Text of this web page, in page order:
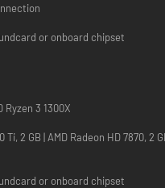
or onboard chipset
Ryzen 3 1300X
Ti, 2 GB | AMD Radeon HD 7870, 2
or onboard chipset